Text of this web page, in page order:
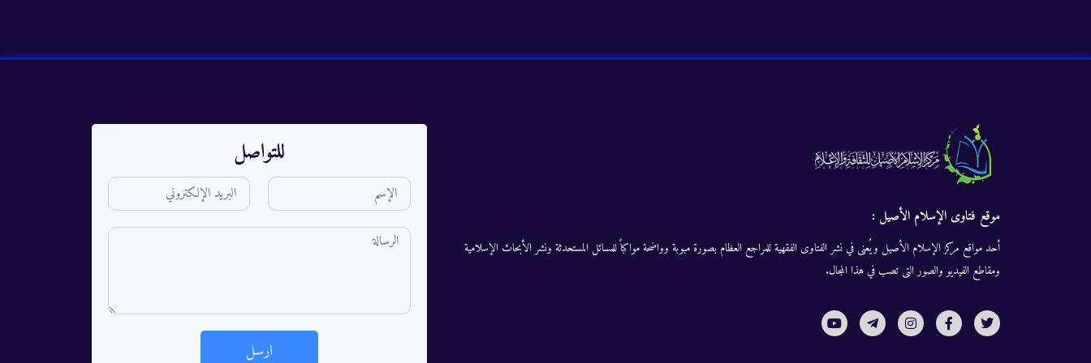
موقع فتاوى الإسلام الأصيل :
أحد مواقع مركز الإسلام الأصيل ويُعنى في نشر الفتاوى الفقهية للمراجع العظام بصورة مبوبة وواضحة مواكباً للمسائل المستحدثة ونشر الأبحاث الإسلامية
ومقاطع الفيديو والصور التى تصب في هذا المجال.
للتواصل
ارسل